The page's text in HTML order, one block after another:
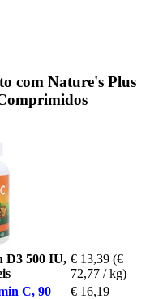
com Nature's Plus
D3 500 IU, € 13,39 (€
72,77 / kg)
C, 90
€ 16,19